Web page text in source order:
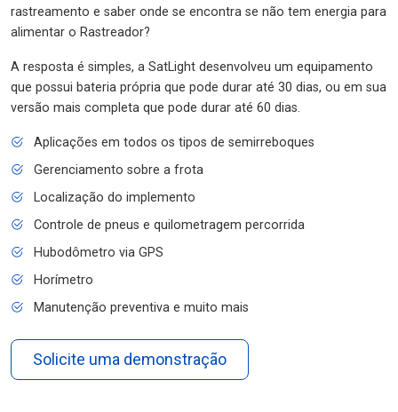
rastreamento e saber onde se encontra se não tem energia para
alimentar o Rastreador?
A resposta é simples, a SatLight desenvolveu um equipamento
que possui bateria própria que pode durar até 30 dias, ou em sua
versão mais completa que pode durar até 60 dias.
Aplicações em todos os tipos de semirreboques
Gerenciamento sobre a frota
Localização do implemento
Controle de pneus e quilometragem percorrida
Hubodômetro via GPS
Horímetro
Manutenção preventiva e muito mais
Solicite uma demonstração